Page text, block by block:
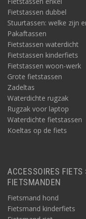
Fietstassen dubbel
Stuurtassen: welke zijn
Pakaftassen
Fietstassen waterdicht
Fietstassen kinderfiets
Fietstassen woon-werk
Grote fietstassen
Zadeltas
Waterdichte rugzak
Rugzak voor laptop
Waterdichte fietstassen
Koeltas op de fiets
ACCESSOIRES FIETS
FIETSMANDEN
Fietsmand hond
Fietsmand kinderfiets